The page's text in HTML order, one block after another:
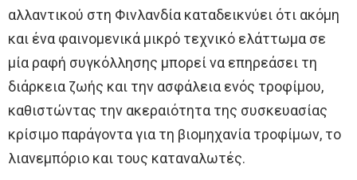
αλλαντικού στη Φινλανδία καταδεικνύει ότι ακόμη
και ένα φαινομενικά μικρό τεχνικό ελάττωμα σε
μία ραφή συγκόλλησης μπορεί να επηρεάσει τη
διάρκεια ζωής και την ασφάλεια ενός τροφίμου,
καθιστώντας την ακεραιότητα της συσκευασίας
κρίσιμο παράγοντα για τη βιομηχανία τροφίμων, το
λιανεμπόριο και τους καταναλωτές.